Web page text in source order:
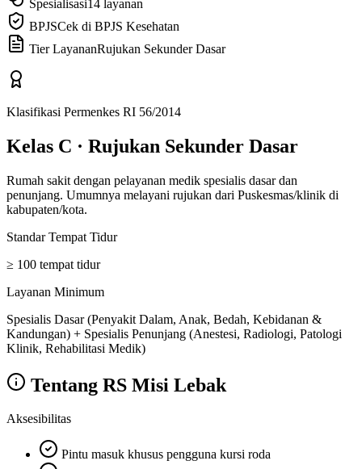
Spesialisasi14 layanan
BPJSCek di BPJS Kesehatan
Tier LayananRujukan Sekunder Dasar
Klasifikasi Permenkes RI 56/2014
Kelas C · Rujukan Sekunder Dasar
Rumah sakit dengan pelayanan medik spesialis dasar dan
penunjang. Umumnya melayani rujukan dari Puskesmas/klinik di
kabupaten/kota.
Standar Tempat Tidur
≥ 100 tempat tidur
Layanan Minimum
Spesialis Dasar (Penyakit Dalam, Anak, Bedah, Kebidanan &
Kandungan) + Spesialis Penunjang (Anestesi, Radiologi, Patologi
Klinik, Rehabilitasi Medik)
Tentang RS Misi Lebak
Aksesibilitas
Pintu masuk khusus pengguna kursi roda